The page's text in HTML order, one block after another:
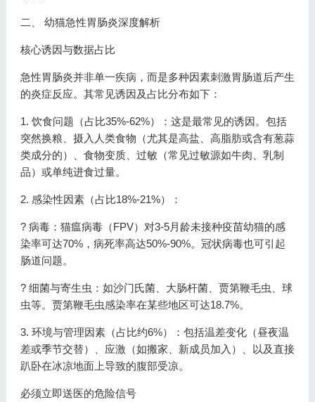
二、 幼猫急性胃肠炎深度解析
核心诱因与数据占比
急性胃肠炎并非单一疾病，而是多种因素刺激胃肠道后产生
的炎症反应。其常见诱因及占比分布如下：
1. 饮食问题（占比35%-62%）：这是最常见的诱因。包括
突然换粮、摄入人类食物（尤其是高盐、高脂肪或含有葱蒜
类成分的）、食物变质、过敏（常见过敏源如牛肉、乳制
品）或单纯进食过量。
2. 感染性因素（占比18%-21%）：
? 病毒：猫瘟病毒（FPV）对3-5月龄未接种疫苗幼猫的感
染率可达70%，病死率高达50%-90%。冠状病毒也可引起
肠道问题。
? 细菌与寄生虫：如沙门氏菌、大肠杆菌、贾第鞭毛虫、球
虫等。贾第鞭毛虫感染率在某些地区可达18.7%。
3. 环境与管理因素（占比约6%）：包括温差变化（昼夜温
差或季节交替）、应激（如搬家、新成员加入）、以及直接
趴卧在冰凉地面上导致的腹部受凉。
必须立即送医的危险信号